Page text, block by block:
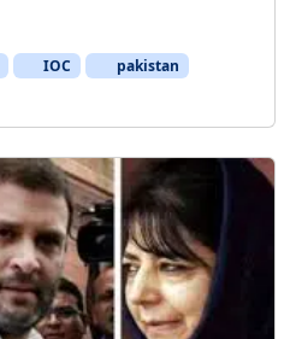
IOC
pakistan